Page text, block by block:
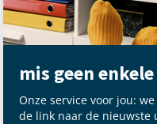
mis geen
Onze service voor jou:
de link naar de nieuwste